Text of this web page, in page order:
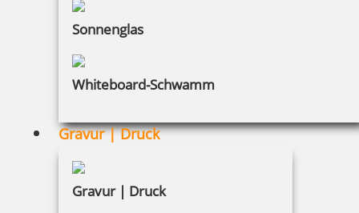
Sonnenglas
Whiteboard-Schwamm
Gravur | Druck
Gravur | Druck
Impressum
Datenschutz
Widerruf
Barrierefreiheit
Vertrag widerrufen